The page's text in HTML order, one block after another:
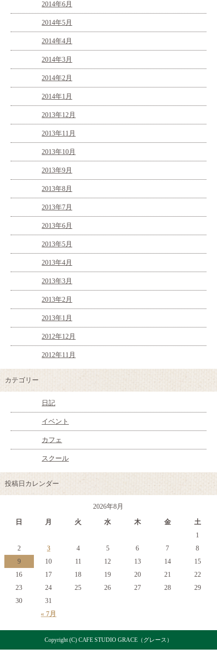
2014年6月
2014年5月
2014年4月
2014年3月
2014年2月
2014年1月
2013年12月
2013年11月
2013年10月
2013年9月
2013年8月
2013年7月
2013年6月
2013年5月
2013年4月
2013年3月
2013年2月
2013年1月
2012年12月
2012年11月
カテゴリー
日記
イベント
カフェ
スクール
投稿日カレンダー
2026年8月
日 月 火 水 木 金 土
« 7月
1
2
3 4 5 6 7
8
9
10 11 12 13 14
15
16
17 18 19 20 21
22
23
24 25 26 27 28
29
30
31
Copyright (C) CAFE STUDIO GRACE（グレース）